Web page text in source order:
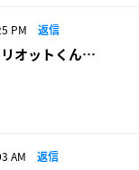
PM 返信
オットくん…
AM 返信